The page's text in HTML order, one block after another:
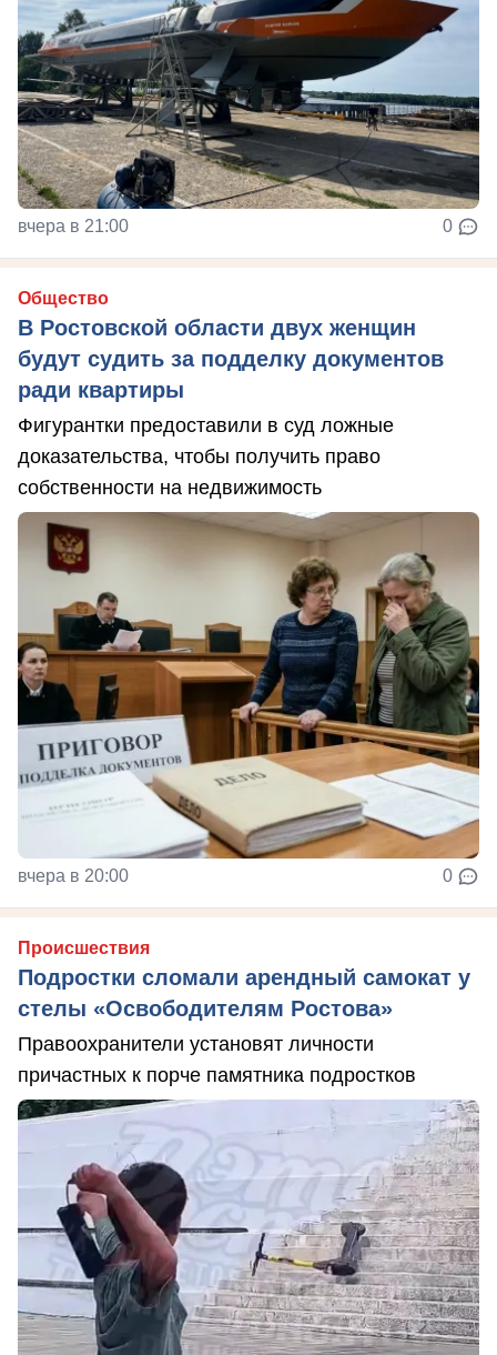
вчера в 21:00 0
Общество
В Ростовской области двух женщин
будут судить за подделку документов
ради квартиры
Фигурантки предоставили в суд ложные
доказательства, чтобы получить право
собственности на недвижимость
вчера в 20:00 0
Происшествия
Подростки сломали арендный самокат у
стелы «Освободителям Ростова»
Правоохранители установят личности
причастных к порче памятника подростков